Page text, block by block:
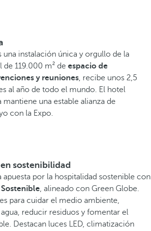
una instalación única y orgullo de la
119.000 m² de espacio de
y reuniones, recibe unos 2,5
al año de todo el mundo. El hotel
mantiene una estable alianza de
con la Expo.
sostenibilidad
apuesta por la hospitalidad sostenible con
, alineado con Green Globe.
para cuidar el medio ambiente,
reducir residuos y fomentar el
Destacan luces LED, climatización